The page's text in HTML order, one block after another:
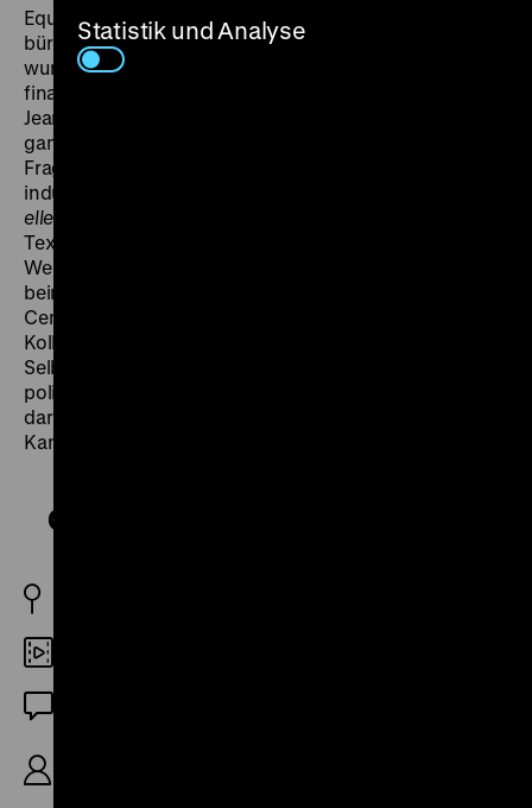
Equipment an. Die Dokumentation hinterfragt
bürgerliche Institutionen und Fernsehanstalten und
wurde dennoch vom Westdeutschen Rundfunk
finanziert. Arbeiter*innen kommen zu Wort und auch
Jean-Luc Godard spricht in die Kamera – Index für eine
ganze Welle marxistischer Filme. Doch nicht nur die
Frage der Kollektivierung filmischer, sondern auch
industrieller Produktionsmittel wird gestellt. In
elles ont osé
Textilarbeiterinnen - inspiriert von der prominenten
Werksbesetzung und selbstverwalteten Produktion
beim Uhrenhersteller LIP - vom Videokollektiv Les
Cents Fleurs begleitet. Es geht um die Erfahrung von
Kollektivität und um den Wunsch nach Autonomie und
Selbstbestimmung. Die Idee vom Film als Waffe im
politischen Kampf wird hier praktisch in der
darstellenden Unterstützung dieses konkreten
Kampfes. (fib)
Cerizay, elles ont osé
Statistik und Analyse